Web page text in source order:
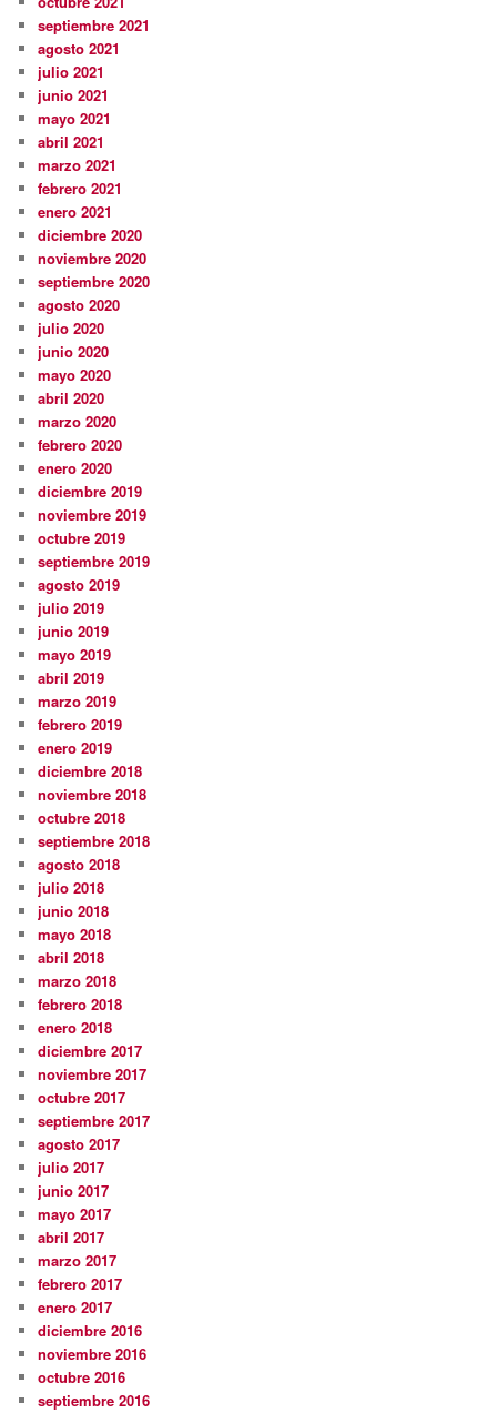
septiembre 2021
agosto 2021
julio 2021
junio 2021
mayo 2021
abril 2021
marzo 2021
febrero 2021
enero 2021
diciembre 2020
noviembre 2020
septiembre 2020
agosto 2020
julio 2020
junio 2020
mayo 2020
abril 2020
marzo 2020
febrero 2020
enero 2020
diciembre 2019
noviembre 2019
octubre 2019
septiembre 2019
agosto 2019
julio 2019
junio 2019
mayo 2019
abril 2019
marzo 2019
febrero 2019
enero 2019
diciembre 2018
noviembre 2018
octubre 2018
septiembre 2018
agosto 2018
julio 2018
junio 2018
mayo 2018
abril 2018
marzo 2018
febrero 2018
enero 2018
diciembre 2017
noviembre 2017
octubre 2017
septiembre 2017
agosto 2017
julio 2017
junio 2017
mayo 2017
abril 2017
marzo 2017
febrero 2017
enero 2017
diciembre 2016
noviembre 2016
octubre 2016
septiembre 2016